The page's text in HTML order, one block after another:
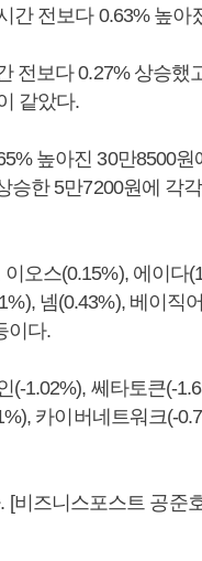
간 전보다 0.63% 높아
전보다 0.27% 상승했
같았다.
높아진 30만8500원
승한 5만7200원에 각
오스(0.15%), 에이다
넴(0.43%), 베이직
이다.
(-1.02%), 쎄타토큰(-
카이버네트워크(-
비즈니스포스트 공준